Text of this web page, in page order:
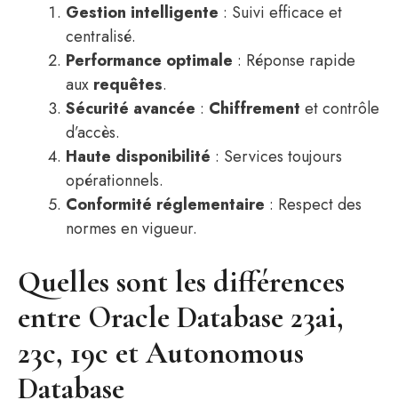
Gestion intelligente : Suivi efficace et
centralisé.
Performance optimale : Réponse rapide
aux requêtes.
Sécurité avancée : Chiffrement et contrôle
d’accès.
Haute disponibilité : Services toujours
opérationnels.
Conformité réglementaire : Respect des
normes en vigueur.
Quelles sont les différences
entre Oracle Database 23ai,
23c, 19c et Autonomous
Database